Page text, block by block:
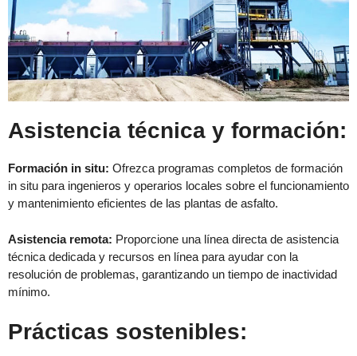
Asistencia técnica y formación:
Formación in situ: Ofrezca programas completos de formación
in situ para ingenieros y operarios locales sobre el funcionamiento
y mantenimiento eficientes de las plantas de asfalto.
Asistencia remota: Proporcione una línea directa de asistencia
técnica dedicada y recursos en línea para ayudar con la
resolución de problemas, garantizando un tiempo de inactividad
mínimo.
Prácticas sostenibles: